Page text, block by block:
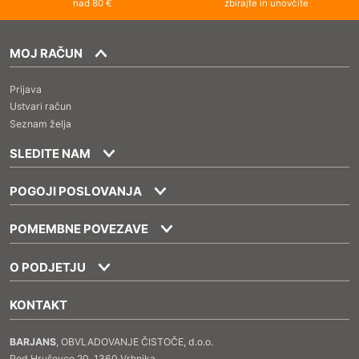
nad 80 € zbirajte in unovčite
MOJ RAČUN
Prijava
Ustvari račun
Seznam želja
SLEDITE NAM
POGOJI POSLOVANJA
POMEMBNE POVEZAVE
O PODJETJU
KONTAKT
BARJANS , OBVLADOVANJE ČISTOČE, d.o.o.